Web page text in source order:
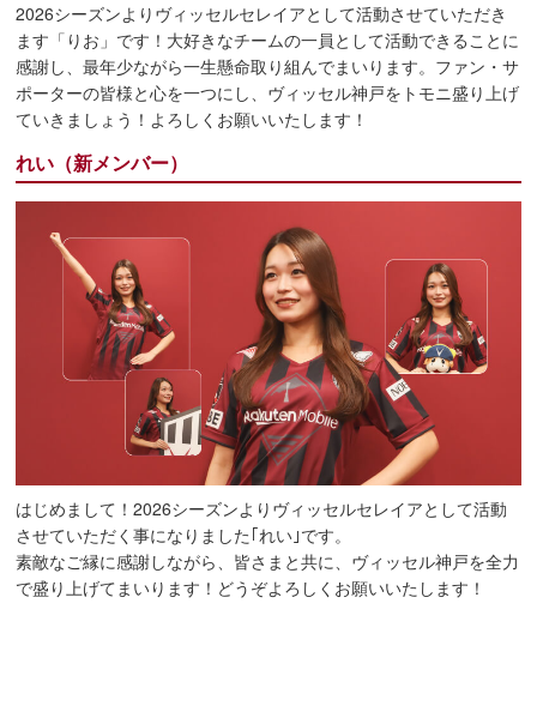
2026シーズンよりヴィッセルセレイアとして活動させていただき
ます「りお」です！大好きなチームの一員として活動できることに
感謝し、最年少ながら一生懸命取り組んでまいります。ファン・サ
ポーターの皆様と心を一つにし、ヴィッセル神戸をトモニ盛り上げ
ていきましょう！よろしくお願いいたします！
れい（新メンバー）
はじめまして！2026シーズンよりヴィッセルセレイアとして活動
させていただく事になりました｢れい｣です。
素敵なご縁に感謝しながら、皆さまと共に、ヴィッセル神戸を全力
で盛り上げてまいります！どうぞよろしくお願いいたします！